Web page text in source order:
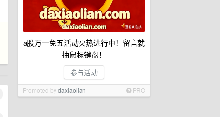
a股万一免五活动火热进行中！留言就
抽鼠标键盘！
参与活动
Promoted bydaxiaolian PRO